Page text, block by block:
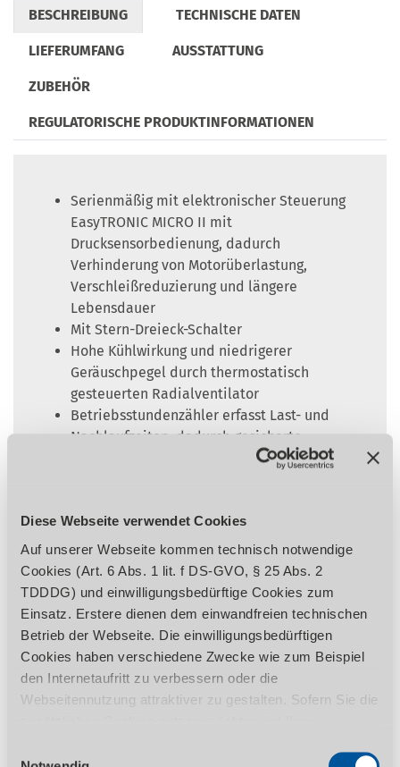
Diese Webseite verwendet Cookies
Auf unserer Webseite kommen technisch notwendige
Cookies (Art. 6 Abs. 1 lit. f DS-GVO, § 25 Abs. 2
TDDDG) und einwilligungsbedürftige Cookies zum
Einsatz. Erstere dienen dem einwandfreien technischen
Betrieb der Webseite. Die einwilligungsbedürftigen
Cookies haben verschiedene Zwecke wie zum Beispiel
den Internetaufritt zu verbessern oder die
Webseitennutzung attraktiver zu gestalten. Sofern Sie die
1 TDDDG erforderlich. Ihre erteilte Einwilligung können
BESCHREIBUNG TECHNISCHE DATEN
LIEFERUMFANG AUSSTATTUNG
ZUBEHÖR
REGULATORISCHE PRODUKTINFORMATIONEN
Serienmäßig mit elektronischer Steuerung
EasyTRONIC MICRO II mit
Drucksensorbedienung, dadurch
Verhinderung von Motorüberlastung,
Verschleißreduzierung und längere
Lebensdauer
Mit Stern-Dreieck-Schalter
Hohe Kühlwirkung und niedrigerer
Geräuschpegel durch thermostatisch
gesteuerten Radialventilator
Betriebsstundenzähler erfasst Last- und
Nachlaufzeiten, dadurch gesicherte
Einhaltung der Wartungsintervalle -
Drehrichtungskontrolle für den Motor
vermeidet eventuelle Schäden bei
Inbetriebnahme oder nach einem
Standortwechsel
Schraubenverdichter mit verschleißfestem
Poly V Rippenbandriemenantrieb und
Schlitten-Spannsystem
Einfache Wartung durch leicht zugängliche
Elemente
optimaler Kühlluftführung und großzügig